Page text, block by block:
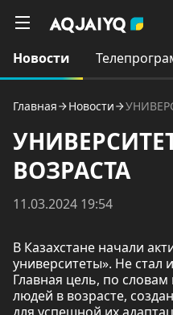
Новости
Главная Новости
ВОЗРАСТА
11.03.2024 19:54
В Казахстане начали
университеты». Не
Главная цель, по
людей в возрасте,